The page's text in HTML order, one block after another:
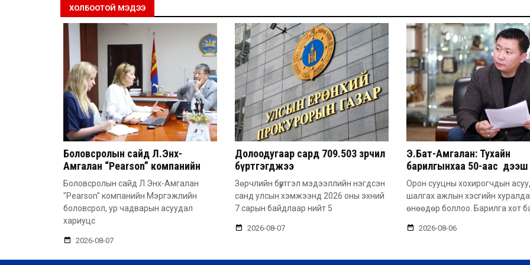
ХОЛБООТОЙ МЭДЭЭ
Боловсролын сайд Л.Энх-
Амгалан “Pearson” компанийн
удирдлагатай уулзлаа
Боловсролын сайд Л.Энх-Амгалан
"Pearson" компанийн Мэргэжлийн
боловсрол, ур чадварын асуудал
хариуцс
2026-08-07
Долоодугаар сард 709.503 зөрчил
бүртгэгджээ
Зөрчлийн бүртгэл мэдээллийн нэгдсэн
санд улсын хэмжээнд 2026 оны эхний
7 сарын байдлаар нийт 5
2026-08-07
Э.Бат-Амгалан: Тухайн
барилгынхаа 50-аас дээш
барьсан тохиолдолд
захиалга авдаг болгоно
Орон сууцны хохирогчдын
шалгах ажлын хэсгийн
өнөөдөр боллоо. Барилга хот
2026-08-06